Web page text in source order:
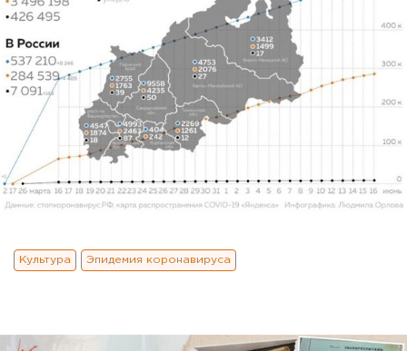
Культура Эпидемия коронавируса